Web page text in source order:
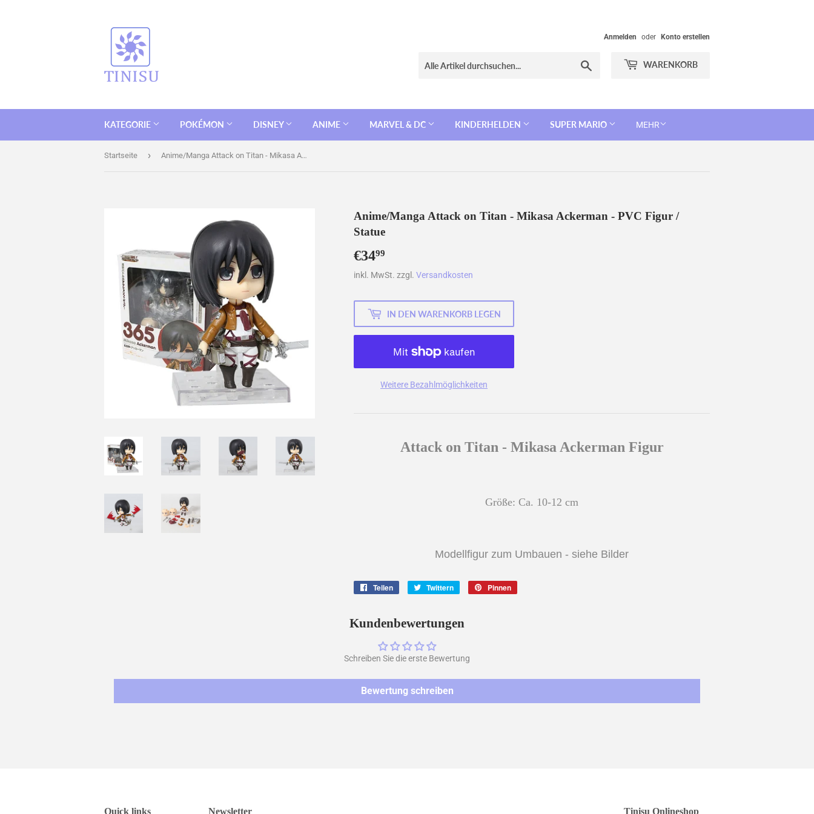
Anmelden oder Konto erstellen
WARENKORB
KATEGORIE POKÉMON DISNEY ANIME MARVEL & DC KINDERHELDEN SUPER MARIO MEHR
Startseite › Anime/Manga Attack on Titan - Mikasa Ackerman - PVC Figur / Statue
Anime/Manga Attack on Titan - Mikasa Ackerman - PVC Figur /
Statue
€3499
inkl. MwSt. zzgl. Versandkosten
IN DEN WARENKORB LEGEN
Weitere Bezahlmöglichkeiten
Attack on Titan - Mikasa Ackerman Figur
Größe: Ca. 10-12 cm
Modellfigur zum Umbauen - siehe Bilder
Teilen Twittern Pinnen
Kundenbewertungen
Schreiben Sie die erste Bewertung
Bewertung schreiben
Quick links Newsletter Tinisu Onlineshop